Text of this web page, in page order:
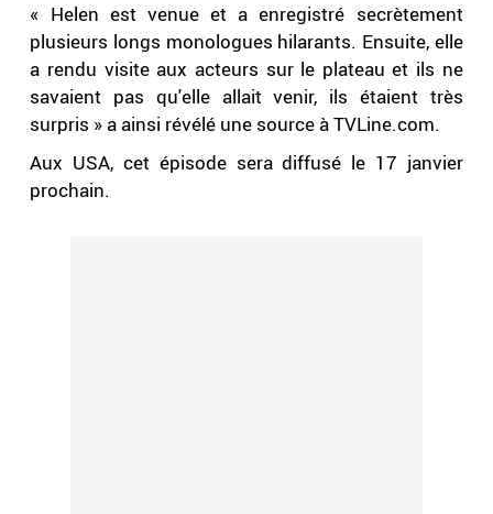
« Helen est venue et a enregistré secrètement
plusieurs longs monologues hilarants. Ensuite, elle
a rendu visite aux acteurs sur le plateau et ils ne
savaient pas qu'elle allait venir, ils étaient très
surpris » a ainsi révélé une source à TVLine.com.
Aux USA, cet épisode sera diffusé le 17 janvier
prochain.